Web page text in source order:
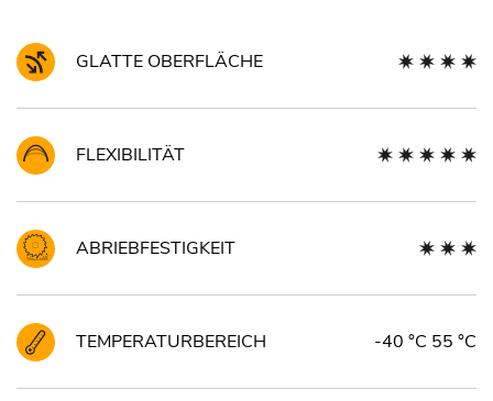
GLATTE OBERFLÄCHE
FLEXIBILITÄT
ABRIEBFESTIGKEIT
TEMPERATURBEREICH -40 °C 55 °C